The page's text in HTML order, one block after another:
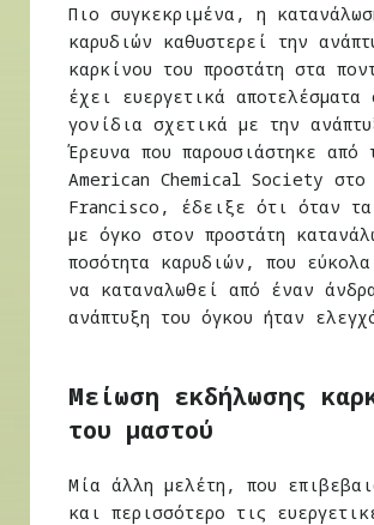
Πιο συγκεκριμένα, η
καρυδιών καθυστερεί την
καρκίνου του προστάτη στα
έχει ευεργετικά αποτελέσματα
γονίδια σχετικά με την
Έρευνα που παρουσιάστηκε από
American Chemical Society στο
Francisco, έδειξε ότι όταν τα
με όγκο στον προστάτη
ποσότητα καρυδιών, που
να καταναλωθεί από έναν
ανάπτυξη του όγκου ήταν
Μείωση εκδήλωσης
του μαστού
Μία άλλη μελέτη, που
και περισσότερο τις